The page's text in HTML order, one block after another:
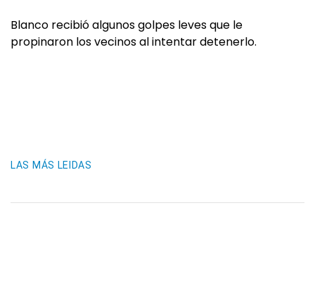
Blanco recibió algunos golpes leves que le
propinaron los vecinos al intentar detenerlo.
LAS MÁS LEIDAS